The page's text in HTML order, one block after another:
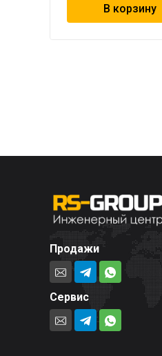
В корзину
Продажи
Сервис